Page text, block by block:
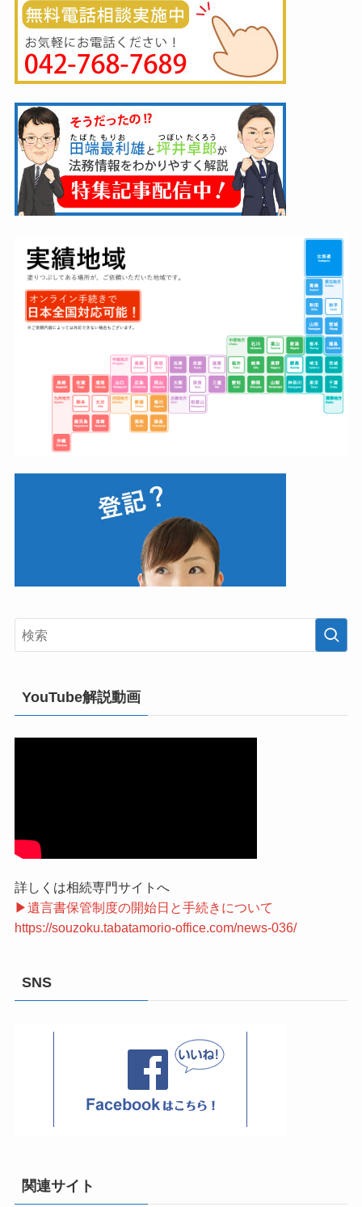
YouTube解説動画
詳しくは相続専門サイトへ
▶遺言書保管制度の開始日と手続きについて
https://souzoku.tabatamorio-office.com/news-036/
SNS
関連サイト